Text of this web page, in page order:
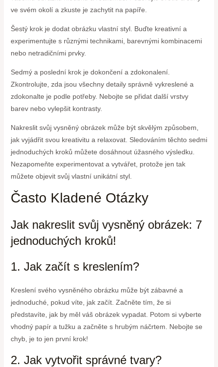
ve svém okolí a zkuste je zachytit na papíře.
Šestý krok je dodat obrázku vlastní styl. Buďte kreativní a
experimentujte s různými technikami, barevnými kombinacemi
nebo netradičními prvky.
Sedmý a poslední krok je dokončení a zdokonalení.
Zkontrolujte, zda jsou všechny detaily správně vykreslené a
zdokonalte je podle potřeby. Nebojte se přidat další vrstvy
barev nebo vylepšit kontrasty.
Nakreslit svůj vysněný obrázek může být skvělým způsobem,
jak vyjádřit svou kreativitu a relaxovat. Sledováním těchto sedmi
jednoduchých kroků můžete dosáhnout úžasného výsledku.
Nezapomeňte experimentovat a vytvářet, protože jen tak
můžete objevit svůj vlastní unikátní styl.
Často Kladené Otázky
Jak nakreslit svůj vysněný obrázek: 7
jednoduchých kroků!
1. Jak začít s kreslením?
Kreslení svého vysněného obrázku může být zábavné a
jednoduché, pokud víte, jak začít. Začněte tím, že si
představíte, jak by měl váš obrázek vypadat. Potom si vyberte
vhodný papír a tužku a začněte s hrubým náčrtem. Nebojte se
chyb, je to jen první krok!
2. Jak vytvořit správné tvary?